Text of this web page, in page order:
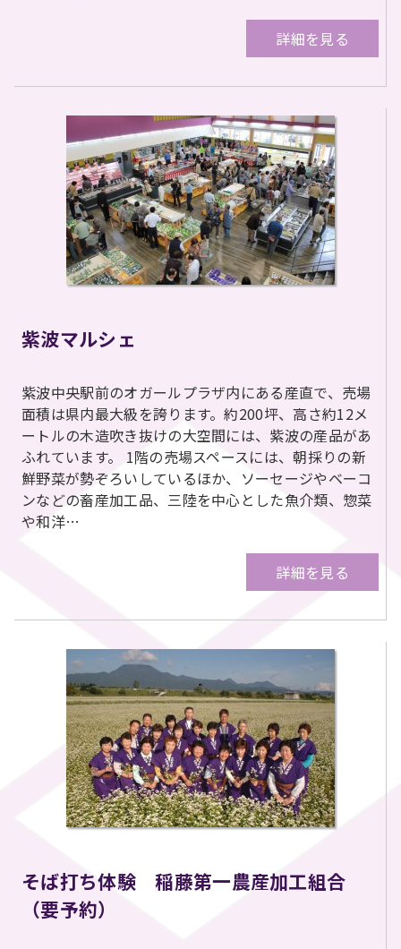
詳細を見る
紫波マルシェ
紫波中央駅前のオガールプラザ内にある産直で、売場
面積は県内最大級を誇ります。約200坪、高さ約12メ
ートルの木造吹き抜けの大空間には、紫波の産品があ
ふれています。 1階の売場スペースには、朝採りの新
鮮野菜が勢ぞろいしているほか、ソーセージやベーコ
ンなどの畜産加工品、三陸を中心とした魚介類、惣菜
や和洋…
詳細を見る
そば打ち体験 稲藤第一農産加工組合
（要予約）